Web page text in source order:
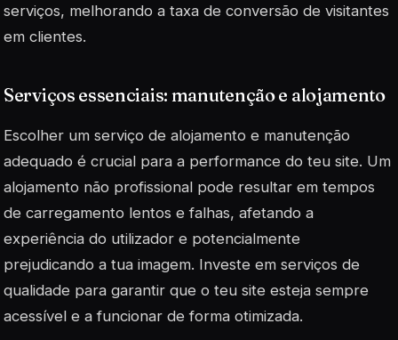
serviços, melhorando a taxa de conversão de visitantes
em clientes.
Serviços essenciais: manutenção e alojamento
Escolher um serviço de alojamento e manutenção
adequado é crucial para a performance do teu site. Um
alojamento não profissional pode resultar em tempos
de carregamento lentos e falhas, afetando a
experiência do utilizador e potencialmente
prejudicando a tua imagem. Investe em serviços de
qualidade para garantir que o teu site esteja sempre
acessível e a funcionar de forma otimizada.